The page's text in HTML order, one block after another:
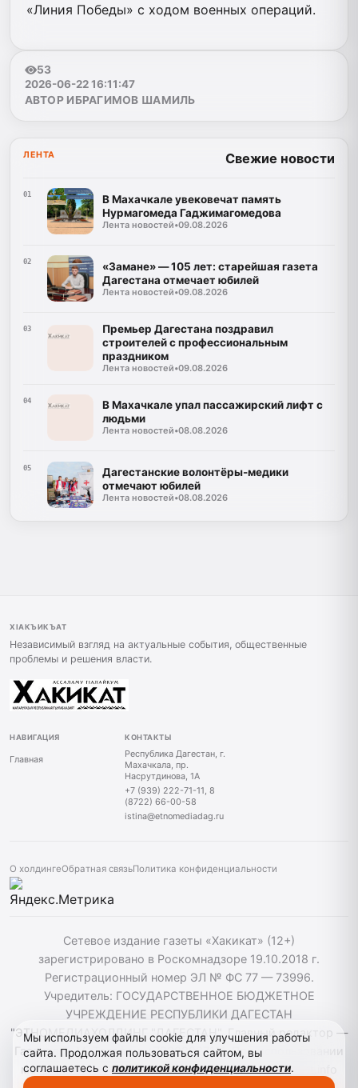
«Линия Победы» с ходом военных операций.
53
2026-06-22 16:11:47
АВТОР ИБРАГИМОВ ШАМИЛЬ
ЛЕНТА Свежие новости
01
В Махачкале увековечат память
Нурмагомеда Гаджимагомедова
Лента новостей•09.08.2026
02
«Замане» — 105 лет: старейшая газета
Дагестана отмечает юбилей
Лента новостей•09.08.2026
03
Премьер Дагестана поздравил
строителей с профессиональным
праздником
Лента новостей•09.08.2026
04
В Махачкале упал пассажирский лифт с
людьми
Лента новостей•08.08.2026
05
Дагестанские волонтёры-медики
отмечают юбилей
Лента новостей•08.08.2026
ХIАКЪИКЪАТ
Независимый взгляд на актуальные события, общественные
проблемы и решения власти.
НАВИГАЦИЯ
Главная
КОНТАКТЫ
Республика Дагестан, г.
Махачкала, пр.
Насрутдинова, 1А
+7 (939) 222-71-11, 8
(8722) 66-00-58
istina@etnomediadag.ru
О холдингеОбратная связьПолитика конфиденциальности
Сетевое издание газеты «Хакикат» (12+)
зарегистрировано в Роскомнадзоре 19.10.2018 г.
Регистрационный номер ЭЛ № ФС 77 — 73996.
Учредитель: ГОСУДАРСТВЕННОЕ БЮДЖЕТНОЕ
УЧРЕЖДЕНИЕ РЕСПУБЛИКИ ДАГЕСТАН
"ЭТНОМЕДИАХОЛДИНГ "ДАГЕСТАН". Главный редактор —
Гасанов Т. М. Телефон: +79392227111. При использовании
материалов сайта активная гиперссылка на hakikat.info
Мы используем файлы cookie для улучшения работы
сайта. Продолжая пользоваться сайтом, вы
соглашаетесь с политикой конфиденциальности.